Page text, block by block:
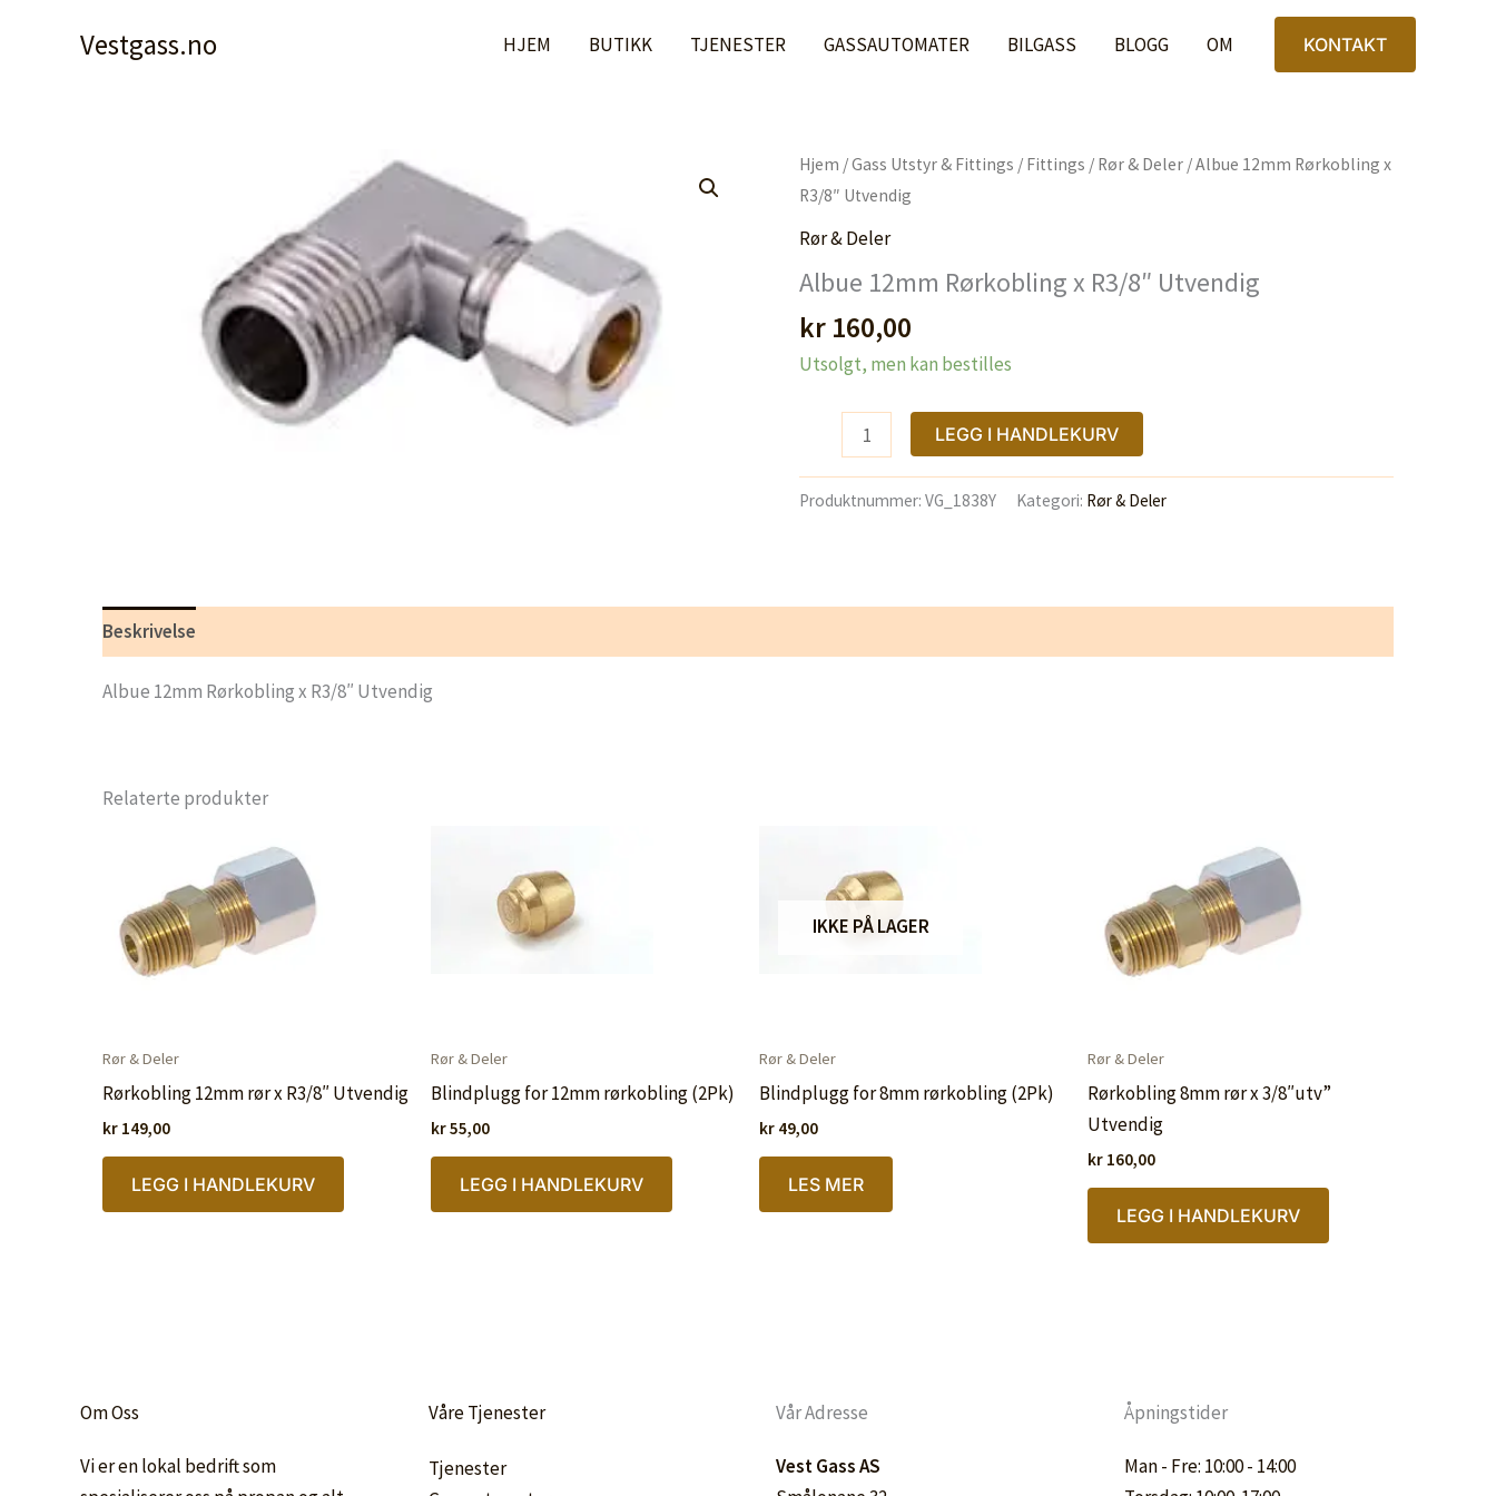
Vestgass.no HJEM BUTIKK TJENESTER GASSAUTOMATER BILGASS BLOGG OM KONTAKT
Hjem /Gass Utstyr & Fittings / Fittings / Rør & Deler / Albue 12mm Rørkobling x
R3/8″ Utvendig
Rør & Deler
Albue 12mm Rørkobling x R3/8″ Utvendig
kr 160,00
Utsolgt, men kan bestilles
12mm
Rørkobling
antall
LEGG I HANDLEKURV
Produktnummer:VG_1838Y Kategori: Rør & Deler
Beskrivelse
Albue 12mm Rørkobling x R3/8″ Utvendig
Relaterte produkter
Rør & Deler
Rørkobling 12mm rør x R3/8″ Utvendig
kr 149,00
LEGG I HANDLEKURV
Rør & Deler
Blindplugg for 12mm rørkobling (2Pk)
kr55,00
LEGG I HANDLEKURV
IKKE PÅ LAGER
Rør & Deler
Blindplugg for 8mm rørkobling (2Pk)
kr 49,00
LES MER
Rør & Deler
Rørkobling 8mm rør x 3/8″utv”
Utvendig
kr 160,00
LEGG I HANDLEKURV
Om Oss
Vi er en lokal bedrift som
Våre Tjenester
Tjenester
Vår Adresse
Vest Gass AS
Åpningstider
Man - Fre: 10:00 - 14:00
x